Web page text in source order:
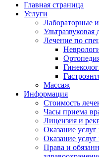
Главная страница
Услуги
Лабораторные
Лечение по
Массаж
Информация
Стоимость
Часы приема
Лицензия и
Оказание
Оказание
Права и